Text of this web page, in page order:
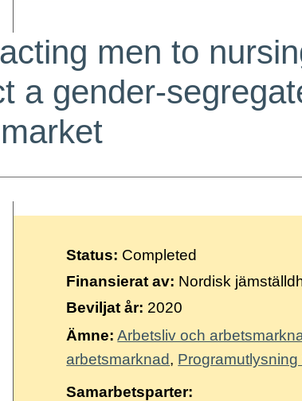
men to
a gender-
Status: Completed
Finansierat av: Nordisk
Beviljat år: 2020
Ämne: Arbetsliv och
arbetsmarknad
Programutlysning
Samarbetsparter: